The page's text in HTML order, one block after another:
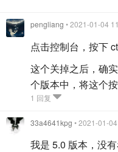
pengliang • 2021-01-04
点击控制台，按下
这个关掉之后，确
个版本中，将这个
1 回复
33a4641kpg • 2021-01-
我是 5.0 版本，没